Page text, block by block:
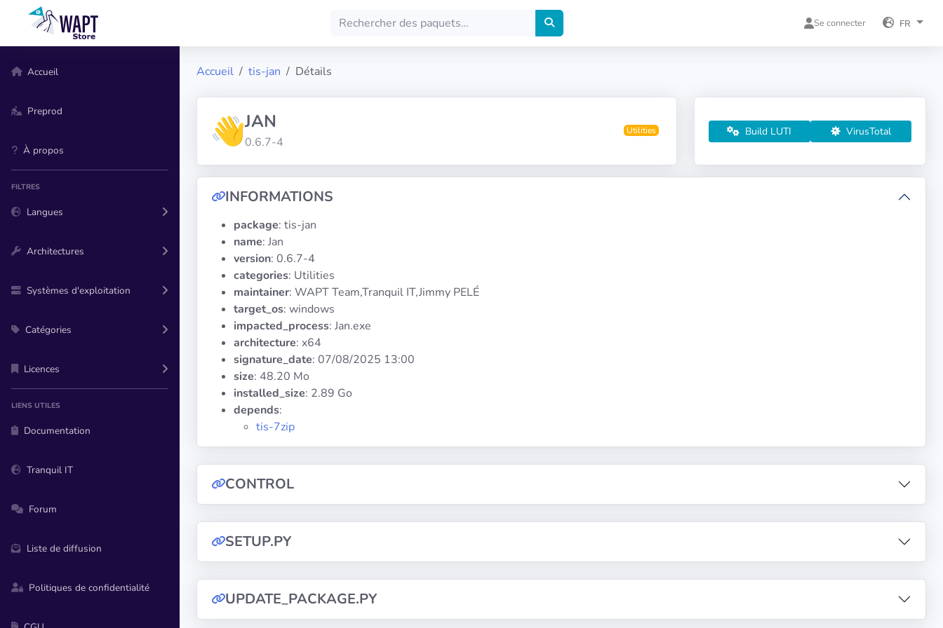
Se connecter FR
Accueil
Preprod
À propos
FILTRES
Langues
Architectures
Systèmes d'exploitation
Catégories
Licences
LIENS UTILES
Documentation
Tranquil IT
Forum
Liste de diffusion
Politiques de confidentialité
Accueil tis-jan Détails
JAN
0.6.7-4
Utilities Build LUTI VirusTotal
INFORMATIONS
package: tis-jan
name: Jan
version: 0.6.7-4
categories: Utilities
maintainer: WAPT Team,Tranquil IT,Jimmy PELÉ
target_os: windows
impacted_process: Jan.exe
architecture: x64
signature_date: 07/08/2025 13:00
size: 48.20 Mo
installed_size: 2.89 Go
depends:
tis-7zip
CONTROL
SETUP.PY
UPDATE_PACKAGE.PY